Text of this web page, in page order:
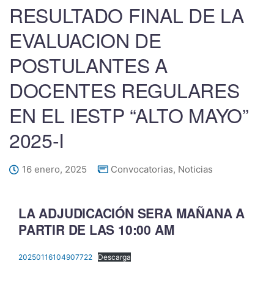
RESULTADO FINAL DE LA
EVALUACION DE
POSTULANTES A
DOCENTES REGULARES
EN EL IESTP “ALTO MAYO”
2025-I
16 enero, 2025 Convocatorias, Noticias
LA ADJUDICACIÓN SERA MAÑANA A
PARTIR DE LAS 10:00 AM
20250116104907722 Descarga